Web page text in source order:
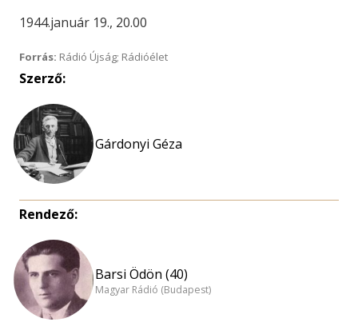
1944.január 19., 20.00
Forrás: Rádió Újság; Rádióélet
Szerző:
Gárdonyi Géza
Rendező:
Barsi Ödön (40)
Magyar Rádió (Budapest)